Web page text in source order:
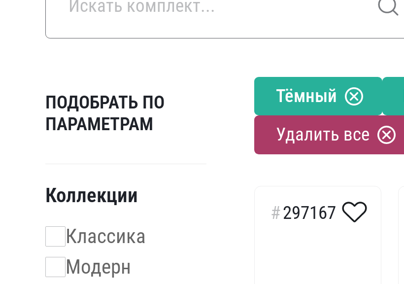
ПОДОБРАТЬ ПО
ПАРАМЕТРАМ
Коллекции
Классика
Модерн
Тёмный
Удалить все
297167